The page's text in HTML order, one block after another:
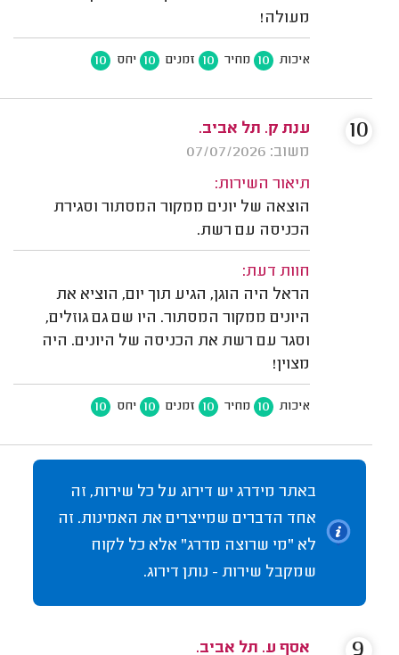
מעולה!
איכות 10 מחיר 10 זמנים 10 יחס 10
ענת ק. תל אביב.
משוב: 07/07/2026
תיאור השירות:
הוצאה של יונים ממקור המסתור וסגירת
הכניסה עם רשת.
חוות דעת:
הראל היה הוגן, הגיע תוך יום, הוציא את
היונים ממקור המסתור. היו שם גם גוזלים,
וסגר עם רשת את הכניסה של היונים. היה
מצוין!
איכות 10 מחיר 10 זמנים 10 יחס 10
10
באתר מידרג יש דירוג על כל שירות, זה
אחד הדברים שמייצרים את האמינות. זה
לא "מי שרוצה מדרג" אלא כל לקוח
שמקבל שירות - נותן דירוג.
אסף ע. תל אביב.